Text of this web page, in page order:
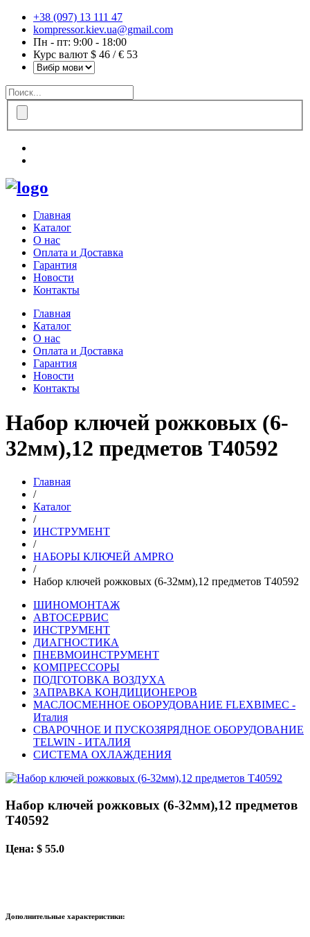
+38 (097) 13 111 47
kompressor.kiev.ua@gmail.com
Пн - пт: 9:00 - 18:00
Курс валют $ 46 / € 53
Главная
Каталог
О нас
Оплата и Доставка
Гарантия
Новости
Контакты
Главная
Каталог
О нас
Оплата и Доставка
Гарантия
Новости
Контакты
Набор ключей рожковых (6-
32мм),12 предметов T40592
Главная
/
Каталог
/
ИНСТРУМЕНТ
/
НАБОРЫ КЛЮЧЕЙ AMPRO
/
Набор ключей рожковых (6-32мм),12 предметов T40592
ШИНОМОНТАЖ
АВТОСЕРВИС
ИНСТРУМЕНТ
ДИАГНОСТИКА
ПНЕВМОИНСТРУМЕНТ
КОМПРЕССОРЫ
ПОДГОТОВКА ВОЗДУХА
ЗАПРАВКА КОНДИЦИОНЕРОВ
МАСЛОСМЕННОЕ ОБОРУДОВАНИЕ FLEXBIMEC -
Италия
СВАРОЧНОЕ И ПУСКОЗЯРЯДНОЕ ОБОРУДОВАНИЕ
TELWIN - ИТАЛИЯ
СИСТЕМА ОХЛАЖДЕНИЯ
Набор ключей рожковых (6-32мм),12 предметов
T40592
Цена: $ 55.0
Дополнительные характеристики: